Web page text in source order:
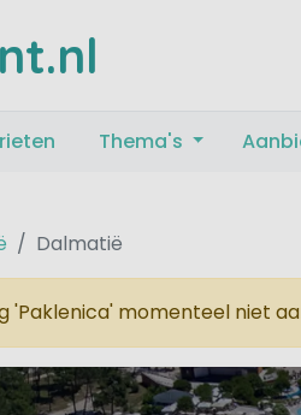
Thema's
Dalmatië
'Paklenica' momenteel niet